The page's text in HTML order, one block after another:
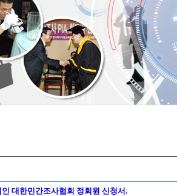
대한민간조사협회 정회원 신청서.